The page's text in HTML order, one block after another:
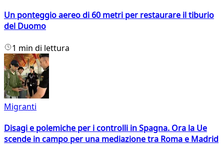
Un ponteggio aereo di 60 metri per restaurare il tiburio
del Duomo
1 min di lettura
Migranti
Disagi e polemiche per i controlli in Spagna. Ora la Ue
scende in campo per una mediazione tra Roma e Madrid